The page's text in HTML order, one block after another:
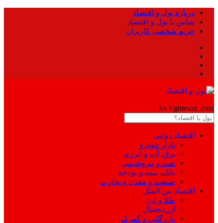
درباره پول و اقتصاد
تماس با پول و اقتصاد
حریم شخصی کاربران
Va Eghtesad .com
اقتصاد دولتی
بازار خودرو
برق، آب و انرژی
نفت و پتروشیمی
بانک، بیمه و بودجه
صنعت و معدن و تجارت
اقتصاد بین الملل
طلا و ارز
ارزدیجیتال
بازرگانی و گمرک